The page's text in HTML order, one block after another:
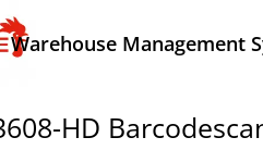
Warehouse Management
HD